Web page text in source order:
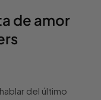
de amor
del último